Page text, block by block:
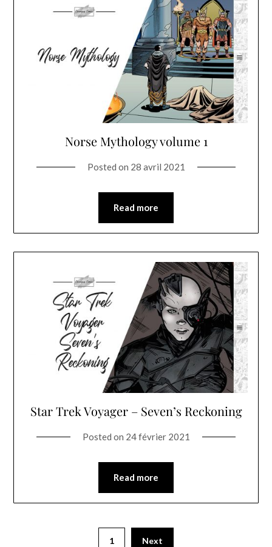
Norse Mythology volume 1
Posted on 28 avril 2021
Read more
Star Trek Voyager – Seven’s Reckoning
Posted on 24 février 2021
Read more
1 Next